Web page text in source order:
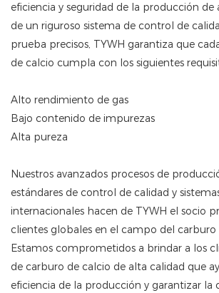
eficiencia y seguridad de la producción de
de un riguroso sistema de control de
prueba precisos, TYWH garantiza que
de calcio cumpla con los siguientes
Alto rendimiento de gas
Bajo contenido de impurezas
Alta pureza
Nuestros avanzados procesos de
estándares de control de calidad y
internacionales hacen de TYWH el socio
clientes globales en el campo del carburo
Estamos comprometidos a brindar a los
de carburo de calcio de alta calidad que
eficiencia de la producción y garantizar la